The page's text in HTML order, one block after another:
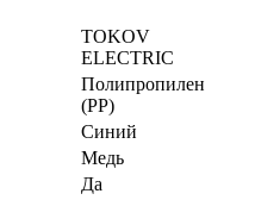
TOKOV
ELECTRIC
Полипропилен
(PP)
Синий
Медь
Да